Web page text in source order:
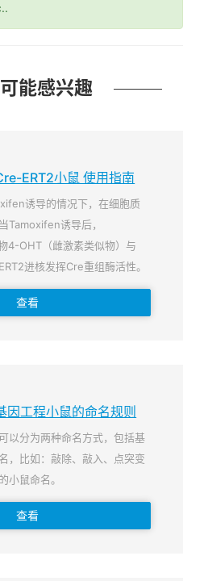
能感兴趣
ERT2小鼠 使用指南
诱导的情况下，在细胞质
Tamoxifen诱导后，
4-OHT（雌激素类似物）与
进核发挥Cre重组酶活性。
查看
因工程小鼠的命名规则
以分为两种命名方式，包括基
，比如：敲除、敲入、点突变
小鼠命名。
查看